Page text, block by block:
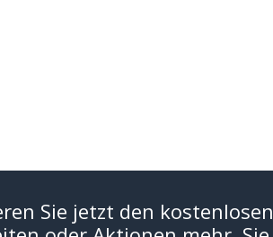
Sie jetzt den